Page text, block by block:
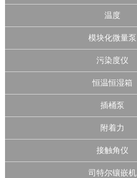
温度
模块化微量泵
污染度仪
恒温恒湿箱
插桶泵
附着力
接触角仪
司特尔镶嵌机